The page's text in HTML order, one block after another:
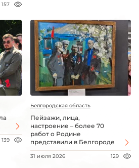
157
139
Белгородская область
Пейзажи, лица,
настроение – более 70
работ о Родине
представили в Белгороде
31 июля 2026 129